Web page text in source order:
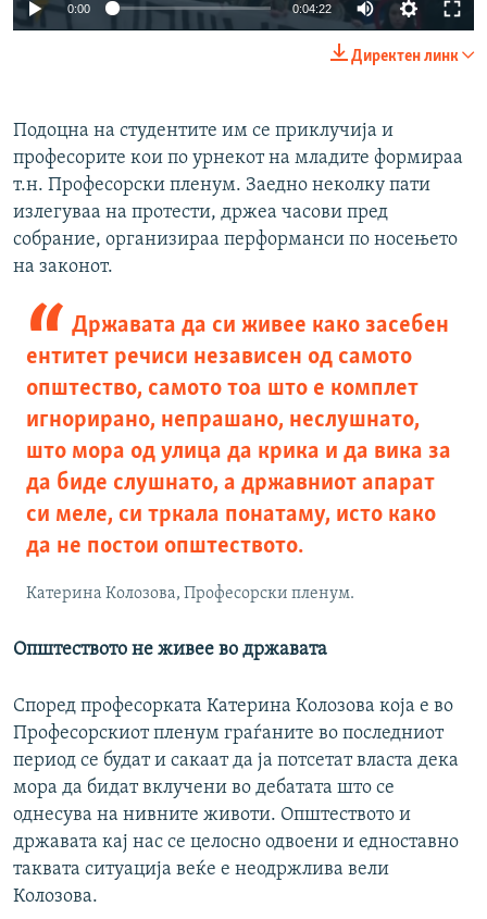
0:00 0:04:22
Директен линк
Подоцна на студентите им се приклучија и
професорите кои по урнекот на младите формираа
т.н. Професорски пленум. Заедно неколку пати
излегуваа на протести, држеа часови пред
собрание, организираа перформанси по носењето
на законот.
Државата да си живее како засебен
ентитет речиси независен од самото
општество, самото тоа што е комплет
игнорирано, непрашано, неслушнато,
што мора од улица да крика и да вика за
да биде слушнато, а државниот апарат
си меле, си тркала понатаму, исто како
да не постои општеството.
Катерина Колозова, Професорски пленум.
Општеството не живее во државата
Според професорката Катерина Колозова која е во
Професорскиот пленум граѓаните во последниот
период се будат и сакаат да ја потсетат власта дека
мора да бидат вклучени во дебатата што се
однесува на нивните животи. Општеството и
државата кај нас се целосно одвоени и едноставно
таквата ситуација веќе е неодржлива вели
Колозова.